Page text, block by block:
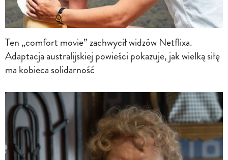
Ten „comfort movie” zachwycił widzów Netflixa.
Adaptacja australijskiej powieści pokazuje, jak wielką siłę
ma kobieca solidarność